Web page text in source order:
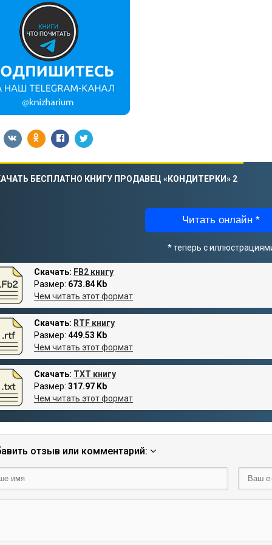
БЕСПЛАТНО КНИГУ ПРОДАВЕЦ «КОНДИТЕРКИ» 2
Читать онлайн *
* теперь с
Скачать: FB2 книгу
Размер: 673.84 Kb
Чем читать этот формат
Скачать: RTF книгу
Размер: 449.53 Kb
Чем читать этот формат
Скачать: TXT книгу
Размер: 317.97 Kb
Чем читать этот формат
отзыв или комментарий: